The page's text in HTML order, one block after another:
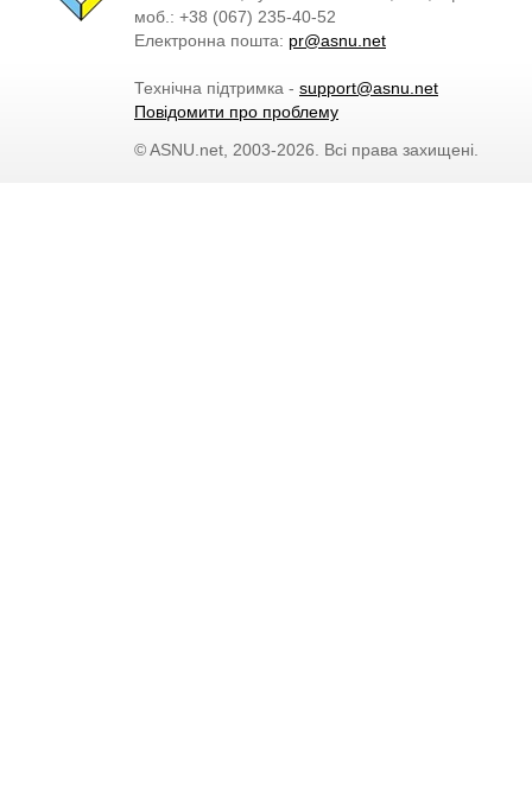
моб.: +38 (067) 235-40-52
Електронна пошта: pr@asnu.net
Технічна підтримка - support@asnu.net
Повідомити про проблему
© ASNU.net, 2003-2026. Всі права захищені.